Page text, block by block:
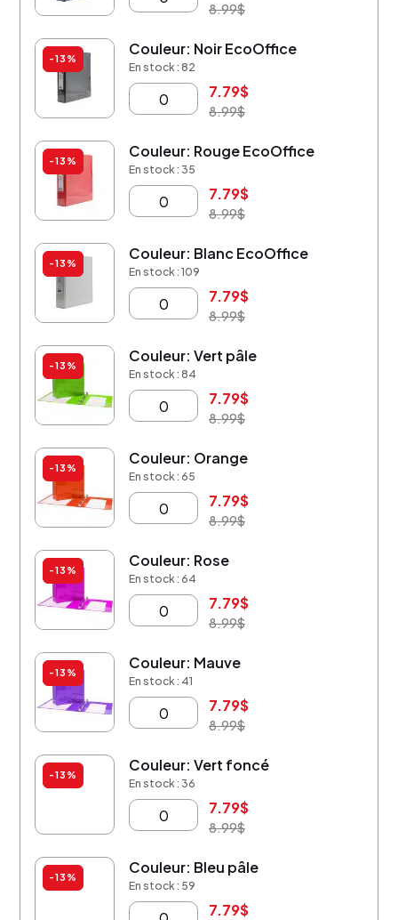
8.99$
-13%
Couleur: Noir EcoOffice
En stock : 82
7.79$
8.99$
-13%
Couleur: Rouge EcoOffice
En stock : 35
7.79$
8.99$
-13%
Couleur: Blanc EcoOffice
En stock : 109
7.79$
8.99$
-13%
Couleur: Vert pâle
En stock : 84
7.79$
8.99$
-13%
Couleur: Orange
En stock : 65
7.79$
8.99$
-13%
Couleur: Rose
En stock : 64
7.79$
8.99$
-13%
Couleur: Mauve
En stock : 41
7.79$
8.99$
-13%
Couleur: Vert foncé
En stock : 36
7.79$
8.99$
-13%
Couleur: Bleu pâle
En stock : 59
7.79$